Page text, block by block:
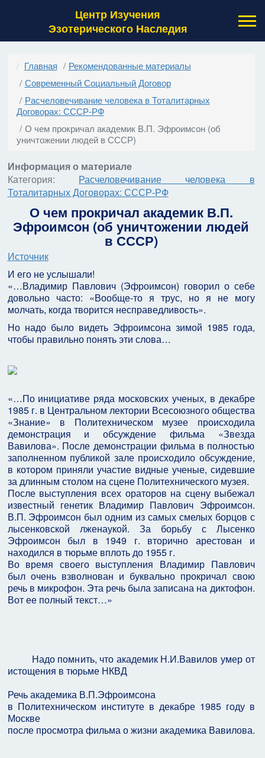
Центр Изучения
Эзотерического Наследия
Главная
Рекомендованные материалы
Современный Социальный Договор
Расчеловечивание человека в Тоталитарных
Договорах: СССР-РФ
О чем прокричал академик В.П. Эфроимсон (об
уничтожении людей в СССР)
Информация о материале
Категория: Расчеловечивание человека в
Тоталитарных Договорах: СССР-РФ
О чем прокричал академик В.П.
Эфроимсон (об уничтожении людей
в СССР)
Источник
И его не услышали!
«…Владимир Павлович (Эфроимсон) говорил о себе
довольно часто: «Вообще-то я трус, но я не могу
молчать, когда творится несправедливость».
Но надо было видеть Эфроимсона зимой 1985 года,
чтобы правильно понять эти слова…
«…По инициативе ряда московских ученых, в декабре
1985 г. в Центральном лектории Всесоюзного общества
«Знание» в Политехническом музее происходила
демонстрация и обсуждение фильма «Звезда
Вавилова». После демонстрации фильма в полностью
заполненном публикой зале происходило обсуждение,
в котором приняли участие видные ученые, сидевшие
за длинным столом на сцене Политехнического музея.
После выступления всех ораторов на сцену выбежал
известный генетик Владимир Павлович Эфроимсон.
В.П. Эфроимсон был одним из самых смелых борцов с
лысенковской лженаукой. За борьбу с Лысенко
Эфроимсон был в 1949 г. вторично арестован и
находился в тюрьме вплоть до 1955 г.
Во время своего выступления Владимир Павлович
был очень взволнован и буквально прокричал свою
речь в микрофон. Эта речь была записана на диктофон.
Вот ее полный текст…»
Надо помнить, что академик Н.И.Вавилов умер от
истощения в тюрьме НКВД
Речь академика В.П.Эфроимсона
в Политехническом институте в декабре 1985 году в
Москве
после просмотра фильма о жизни академика Вавилова.